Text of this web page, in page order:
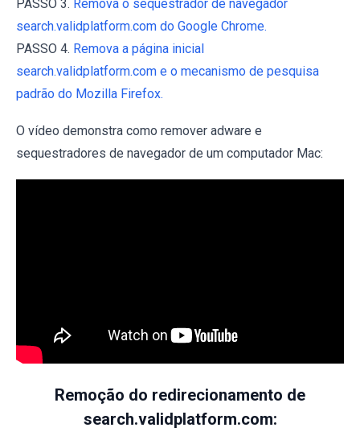
PASSO 3. Remova o sequestrador de navegador
search.validplatform.com do Google Chrome.
PASSO 4. Remova a página inicial
search.validplatform.com e o mecanismo de pesquisa
padrão do Mozilla Firefox.
O vídeo demonstra como remover adware e
sequestradores de navegador de um computador Mac:
Remoção do redirecionamento de
search.validplatform.com: